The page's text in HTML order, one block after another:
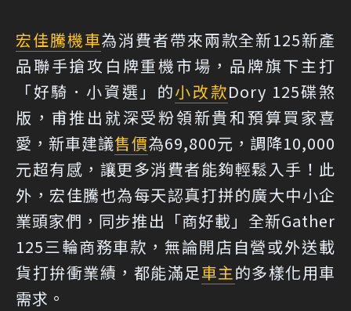
宏佳騰機車為消費者帶來兩款全新125新產
品聯手搶攻白牌重機市場，品牌旗下主打
「好騎．小資選」的小改款Dory 125碟煞
版，甫推出就深受粉領新貴和預算買家喜
愛，新車建議售價為69,800元，調降10,000
元超有感，讓更多消費者能夠輕鬆入手！此
外，宏佳騰也為每天認真打拼的廣大中小企
業頭家們，同步推出「商好載」全新Gather
125三輪商務車款，無論開店自營或外送載
貨打拚衝業績，都能滿足車主的多樣化用車
需求。